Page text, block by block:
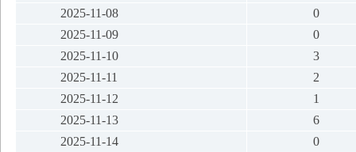
2025-11-08
0
2025-11-09
0
2025-11-10
3
2025-11-11
2
2025-11-12
1
2025-11-13
6
2025-11-14
0